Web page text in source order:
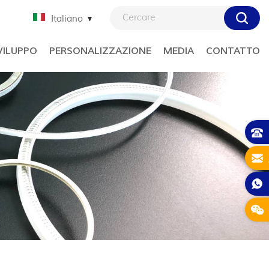
Italiano
PERSONALIZZAZIONE MEDIA CONTATTO